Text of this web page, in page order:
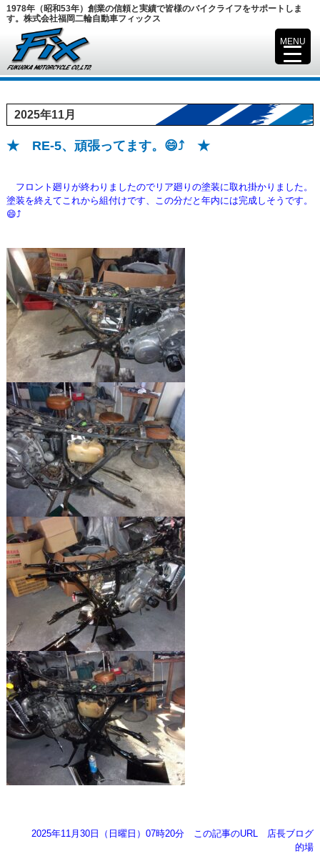
1978年（昭和53年）創業の信頼と実績で皆様のバイクライフをサポートしま
す。株式会社福岡二輪自動車フィックス
2025年11月
★ RE-5、頑張ってます。😄⤴️ ★
フロント廻りが終わりましたのでリア廻りの塗装に取れ掛かりました。
塗装を終えてこれから組付けです、この分だと年内には完成しそうです。
😄⤴️
2025年11月30日（日曜日）07時20分 この記事のURL
店長ブログ
的場
MENU
▼